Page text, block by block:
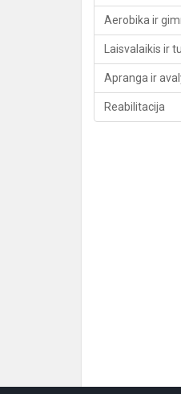
Aerobika ir
Laisvalaikis ir
Apranga ir
Reabilitacija